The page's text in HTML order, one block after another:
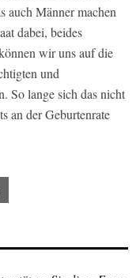
auch Männer machen
dabei, beides
wir uns auf die
und
So lange sich das nicht
an der Geburtenrate